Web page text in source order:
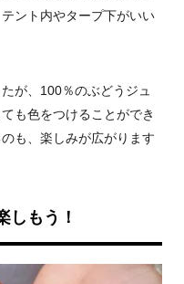
ント内やタープ下がいい
が、100％のぶどうジュ
も色をつけることができ
も、楽しみが広がります
しもう！